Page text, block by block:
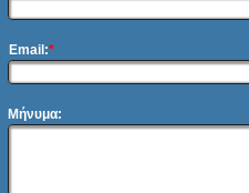
Email:*
Μήνυμα: